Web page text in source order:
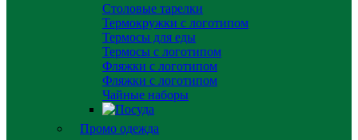
Столовые тарелки
Термокружки с логотипом
Термосы для еды
Термосы с логотипом
Фляжки с логотипом
Фляжки с логотипом
Чайные наборы
Промо одежда